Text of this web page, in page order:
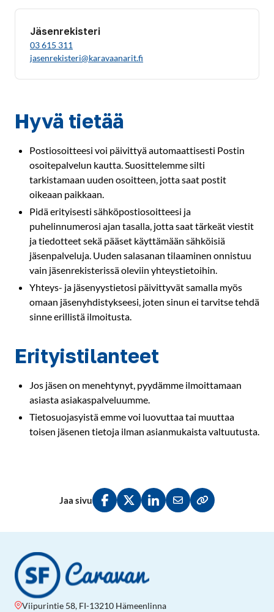
Jäsenrekisteri
03 615 311
jasenrekisteri@karavaanarit.fi
Hyvä tietää
Postiosoitteesi voi päivittyä automaattisesti Postin
osoitepalvelun kautta. Suosittelemme silti
tarkistamaan uuden osoitteen, jotta saat postit
oikeaan paikkaan.
Pidä erityisesti sähköpostiosoitteesi ja
puhelinnumerosi ajan tasalla, jotta saat tärkeät viestit
ja tiedotteet sekä pääset käyttämään sähköisiä
jäsenpalveluja. Uuden salasanan tilaaminen onnistuu
vain jäsenrekisterissä oleviin yhteystietoihin.
Yhteys- ja jäsenyystietosi päivittyvät samalla myös
omaan jäsenyhdistykseesi, joten sinun ei tarvitse tehdä
sinne erillistä ilmoitusta.
Erityistilanteet
Jos jäsen on menehtynyt, pyydämme ilmoittamaan
asiasta asiakaspalveluumme.
Tietosuojasyistä emme voi luovuttaa tai muuttaa
toisen jäsenen tietoja ilman asianmukaista valtuutusta.
Jaa sivu
Jaa Facebookissa
Jaa Twitterissä
Jaa LinkedInissä
Jaa sähköpostitse
Kopioi linkki
Viipurintie 58, FI-13210 Hämeenlinna